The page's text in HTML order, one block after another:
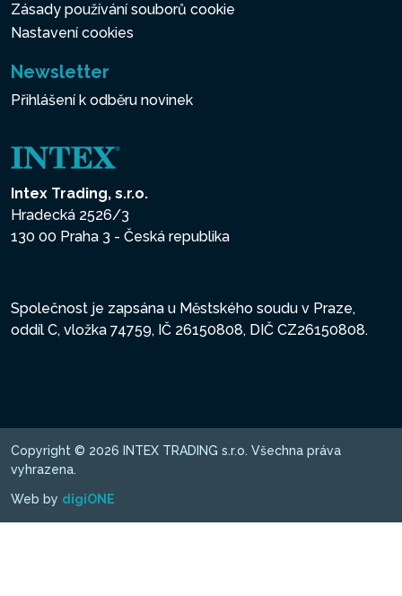
Zásady používání souborů cookie
Nastavení cookies
Newsletter
Přihlášení k odběru novinek
Intex Trading, s.r.o.
Hradecká 2526/3
130 00 Praha 3 - Česká republika
Společnost je zapsána u Městského soudu v Praze,
oddíl C, vložka 74759, IČ 26150808, DIČ CZ26150808.
Copyright © 2026 INTEX TRADING s.r.o. Všechna práva
vyhrazena.
Web by digiONE